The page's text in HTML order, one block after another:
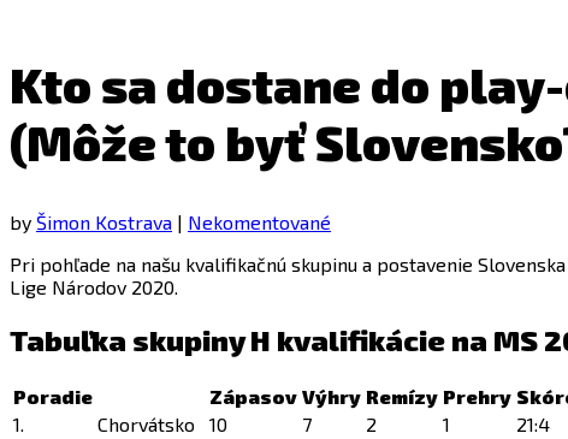
Kto sa dostane do
(Môže to byť
by Šimon Kostrava | Nekomentované
Pri pohľade na našu kvalifikačnú skupinu a postavenie
Lige Národov 2020.
Tabuľka skupiny H kvalifikácie na MS
Poradie Zápasov Výhry Remízy Prehry
1.
Chorvátsko 10 7 2 1 21:4